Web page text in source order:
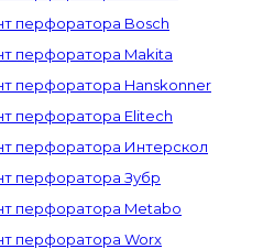
перфоратора Bosch
перфоратора Makita
перфоратора Hanskonner
перфоратора Elitech
перфоратора Интерскол
перфоратора Зубр
перфоратора Metabo
перфоратора Worx